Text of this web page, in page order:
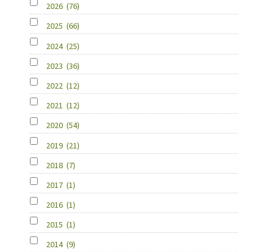
2026 (76)
2025 (66)
2024 (25)
2023 (36)
2022 (12)
2021 (12)
2020 (54)
2019 (21)
2018 (7)
2017 (1)
2016 (1)
2015 (1)
2014 (9)